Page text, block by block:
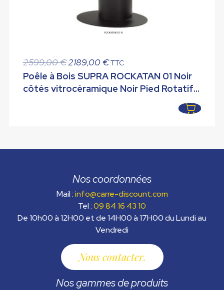
2599,00€ Le
prix
initial
2189,00€Le
prix
actuel
TTC
Poêle à Bois SUPRA ROCKATAN 01 Noir
côtés vitrocéramique Noir Pied Rotatif
Nos coordonnées
Mail :info@carre-discount.com
Tel :09 84 16 43 10
De 10h00 à 12H00 et de 14H00 à 17H00 du Lundi au
Vendredi
Nous contacter
Nos gammes de produits